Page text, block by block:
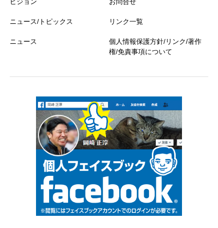
ビジョン
ニュース/トピックス
ニュース
お問合せ
リンク一覧
個人情報保護方針/リンク/著作
権/免責事項について